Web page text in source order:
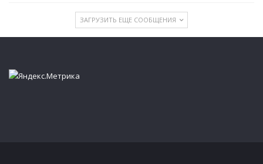
ЗАГРУЗИТЬ ЕЩЕ СООБЩЕНИЯ